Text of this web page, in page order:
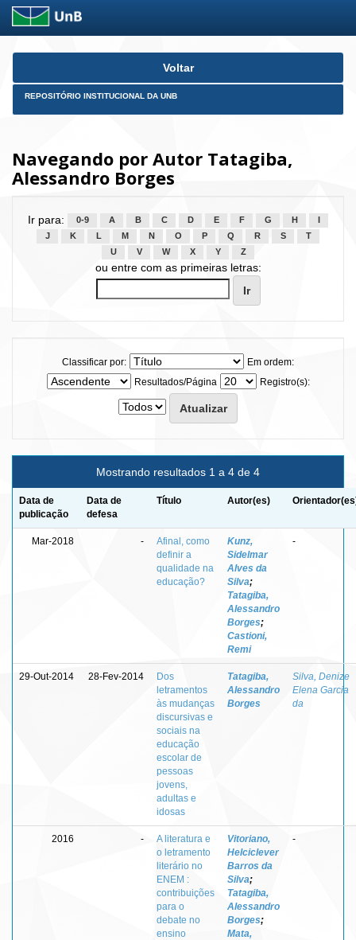
Skip
Voltar
REPOSITÓRIO INSTITUCIONAL DA UNB
Navegando por Autor Tatagiba,
Alessandro Borges
Ir para: 0-9 A B C D E F G H
J
K L M N O P Q R S
T
U
V W X Y Z
ou entre com as primeiras letras:
Classificar por:
Em ordem:
Resultados/Página
Registro(s):
Mostrando resultados 1 a 4 de 4
Data de
publicação
Data de
defesa
Título Autor(es)
Mar-2018 -
Afinal, como
definir a
qualidade na
educação?
Kunz,
Sidelmar
Alves da
Silva;
Tatagiba,
Alessandro
Borges;
Castioni,
Remi
-
29-Out-2014 28-Fev-2014
Dos
letramentos
às mudanças
discursivas e
sociais na
educação
escolar de
pessoas
jovens,
adultas e
idosas
Tatagiba,
Alessandro
Borges
Silva, Denize
Elena Garcia
da
2016 -
A literatura e
o letramento
literário no
ENEM :
contribuições
para o
debate no
ensino
Vitoriano,
Helciclever
Barros da
Silva;
Tatagiba,
Alessandro
Borges;
Mata,
-